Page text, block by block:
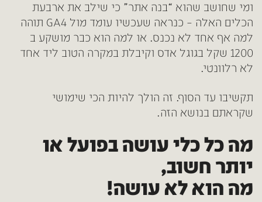
ומי שחושב שהוא “בנה אתר” כי שילב את ארבעת
הכלים האלה – כנראה שעכשיו עומד מול GA4 תוהה
למה אף אחד לא נכנס. או למה הוא כבר מושקע ב
1200 שקל בגוגל אדס וקיבלת במקרה הטוב ליד אחד
לא רלוונטי.
תקשיבו עד הסוף. זה הולך להיות הכי שימושי
שקראתם בנושא הזה.
מה כל כלי עושה בפועל או
יותר חשוב,
מה הוא לא עושה!